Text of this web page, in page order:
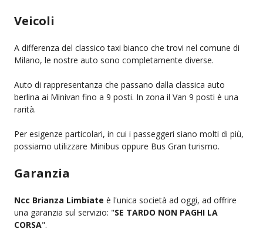
Veicoli
A differenza del classico taxi bianco che trovi nel comune di
Milano, le nostre auto sono completamente diverse.
Auto di rappresentanza che passano dalla classica auto
berlina ai Minivan fino a 9 posti. In zona il Van 9 posti è una
rarità.
Per esigenze particolari, in cui i passeggeri siano molti di più,
possiamo utilizzare Minibus oppure Bus Gran turismo.
Garanzia
Ncc Brianza Limbiate è l'unica società ad oggi, ad offrire
una garanzia sul servizio: "SE TARDO NON PAGHI LA
CORSA".